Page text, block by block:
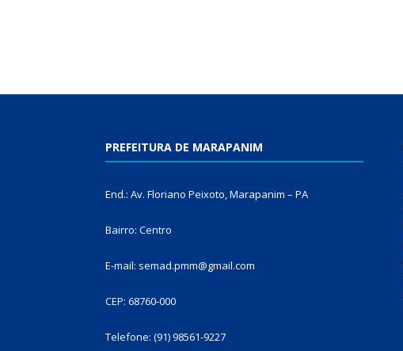
PREFEITURA DE MARAPANIM
End.: Av. Floriano Peixoto, Marapanim – PA
Bairro: Centro
E-mail: semad.pmm@gmail.com
CEP: 68760-000
Telefone: (91) 98561-9227